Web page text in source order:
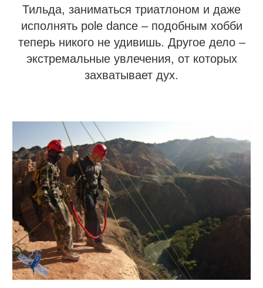
Gallery
Тильда, заниматься триатлоном и даже
исполнять pole dance – подобным хобби
теперь никого не удивишь. Другое дело –
экстремальные увлечения, от которых
захватывает дух.